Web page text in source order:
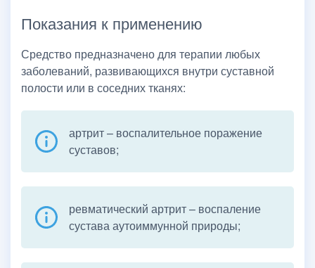
Показания к применению
Средство предназначено для терапии любых
заболеваний, развивающихся внутри суставной
полости или в соседних тканях:
артрит – воспалительное поражение
суставов;
ревматический артрит – воспаление
сустава аутоиммунной природы;